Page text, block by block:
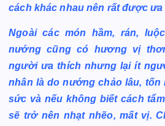
cách khác nhau nên rất được ưa
Ngoài các món hầm, rán,
nướng cũng có hương vị
người ưa thích nhưng lại ít
nhân là do nướng chảo lâu, tốn
sức và nếu không biết cách
sẽ trở nên nhạt nhẽo, mất vị.